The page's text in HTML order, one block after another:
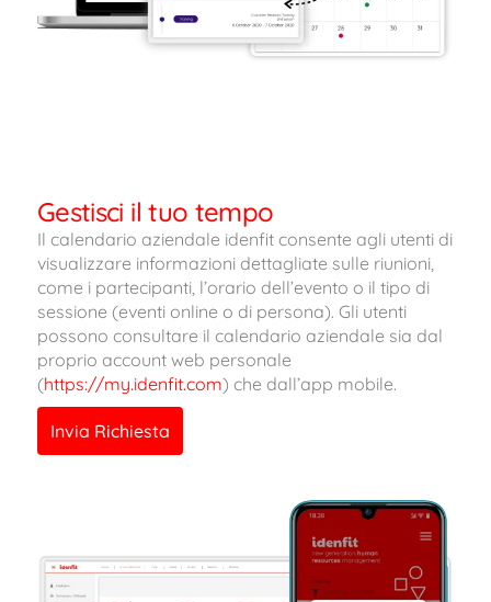
Gestisci il tuo tempo
Il calendario aziendale idenfit consente agli utenti di
visualizzare informazioni dettagliate sulle riunioni,
come i partecipanti, l’orario dell’evento o il tipo di
sessione (eventi online o di persona). Gli utenti
possono consultare il calendario aziendale sia dal
proprio account web personale
(https://my.idenfit.com) che dall’app mobile.
Invia Richiesta